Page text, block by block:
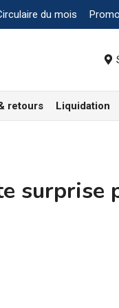
du mois
retours Liquidation
surprise